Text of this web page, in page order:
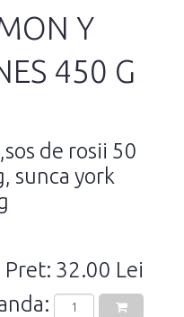
Y
450 G
de rosii 50
sunca york
Pret: 32.00 Lei